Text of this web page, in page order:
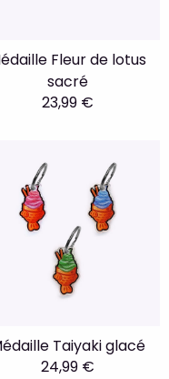
Fleur de lotus
sacré
23,99 €
Taiyaki glacé
24,99 €